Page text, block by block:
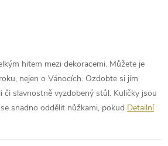
hitem mezi dekoracemi. Můžete je
nejen o Vánocích. Ozdobte si jím
či slavnostně vyzdobený stůl. Kuličky jsou
snadno oddělit nůžkami, pokud Detailní